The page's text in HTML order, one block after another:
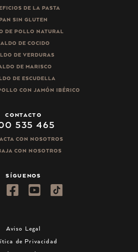
DE LA PASTA
SIN GLUTEN
DE POLLO NATURAL
DE COCIDO
DE VERDURAS
DE MARISCO
DE ESCUDELLA
CON JAMÓN IBÉRICO
CONTACTO
535 465
CON NOSOTROS
CON NOSOTROS
SÍGUENOS
Aviso Legal
de Privacidad